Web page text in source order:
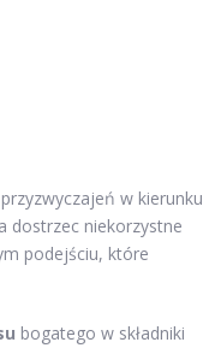
w kierunku
dostrzec niekorzystne
podejściu, które
bogatego w składniki